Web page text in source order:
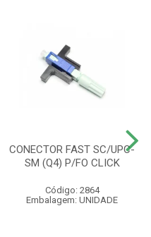
CONECTOR FAST SC/UPC-
SM (Q4) P/FO CLICK
Código: 2864
Embalagem: UNIDADE